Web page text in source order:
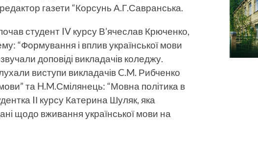
газети “Корсунь А.Г.Савранська.
студент IV курсу В’ячеслав Крюченко,
“Формування і вплив української мови
доповіді викладачів коледжу.
виступи викладачів C.M. Рибченко
та H.M.Смілянець: “Мовна політика в
IІ курсу Катерина Шуляк, яка
щодо вживання української мови на